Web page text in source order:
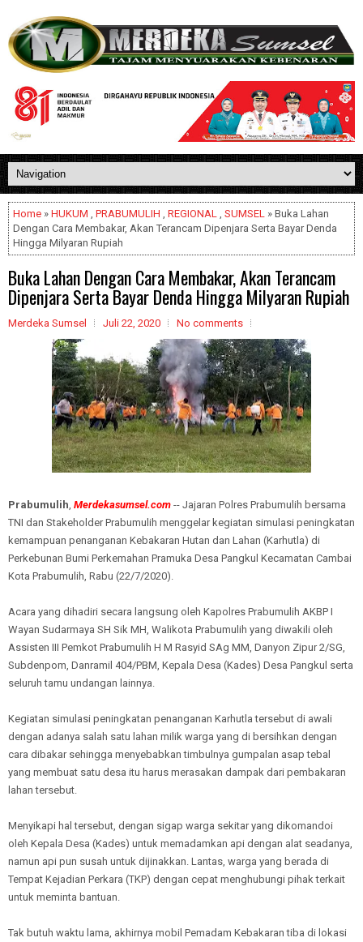
Home » HUKUM , PRABUMULIH , REGIONAL , SUMSEL » Buka Lahan
Dengan Cara Membakar, Akan Terancam Dipenjara Serta Bayar Denda
Hingga Milyaran Rupiah
Buka Lahan Dengan Cara Membakar, Akan Terancam
Dipenjara Serta Bayar Denda Hingga Milyaran Rupiah
Merdeka Sumsel Juli 22, 2020 No comments
Prabumulih, Merdekasumsel.com -- Jajaran Polres Prabumulih bersama
TNI dan Stakeholder Prabumulih menggelar kegiatan simulasi peningkatan
kemampuan penanganan Kebakaran Hutan dan Lahan (Karhutla) di
Perkebunan Bumi Perkemahan Pramuka Desa Pangkul Kecamatan Cambai
Kota Prabumulih, Rabu (22/7/2020).
Acara yang dihadiri secara langsung oleh Kapolres Prabumulih AKBP I
Wayan Sudarmaya SH Sik MH, Walikota Prabumulih yang diwakili oleh
Assisten III Pemkot Prabumulih H M Rasyid SAg MM, Danyon Zipur 2/SG,
Subdenpom, Danramil 404/PBM, Kepala Desa (Kades) Desa Pangkul serta
seluruh tamu undangan lainnya.
Kegiatan simulasi peningkatan penanganan Karhutla tersebut di awali
dengan adanya salah satu lahan milik warga yang di bersihkan dengan
cara dibakar sehingga menyebabkan timbulnya gumpalan asap tebal
yang membuat satu desa itu harus merasakan dampak dari pembakaran
lahan tersebut.
Menyikapi hal tersebut, dengan sigap warga sekitar yang dikomandoi
oleh Kepala Desa (Kades) untuk memadamkan api dengan alat seadanya,
namun api pun susah untuk dijinakkan. Lantas, warga yang berada di
Tempat Kejadian Perkara (TKP) dengan cepat menghubungi pihak terkait
untuk meminta bantuan.
Tak butuh waktu lama, akhirnya mobil Pemadam Kebakaran tiba di lokasi